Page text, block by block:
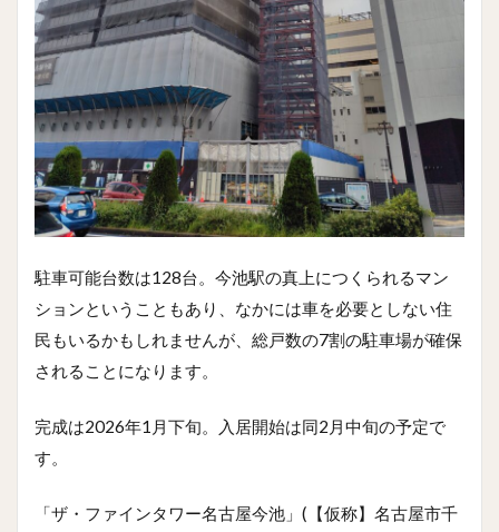
駐車可能台数は128台。今池駅の真上につくられるマン
ションということもあり、なかには車を必要としない住
民もいるかもしれませんが、総戸数の7割の駐車場が確保
されることになります。
完成は2026年1月下旬。入居開始は同2月中旬の予定で
す。
「ザ・ファインタワー名古屋今池」(【仮称】名古屋市千